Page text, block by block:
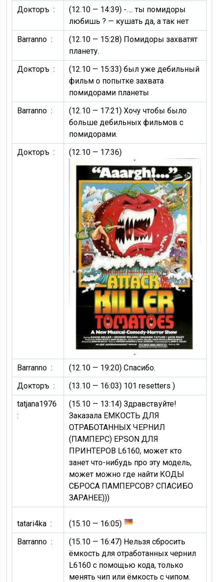
Докторъ :
(12.10 — 14:39) -…. ты помидоры
любишь ? — кушать да, а так нет
Barranno :
(12.10 — 15:28) Помидоры захватят
планету.
Докторъ :
(12.10 — 15:33) был уже дебильный
фильм о попытке захвата
помидорами планеты
Barranno :
(12.10 — 17:21) Хочу чтобы было
больше дебильных фильмов с
помидорами.
Докторъ :
(12.10 — 17:36)
Barranno : (12.10 — 19:20) Спасибо.
Докторъ :
(13.10 — 16:03) 101 resetters )
tatjana1976
:
(15.10 — 13:14) Здравствуйте!
Заказала ЕМКОСТЬ ДЛЯ
ОТРАБОТАННЫХ ЧЕРНИЛ
(ПАМПЕРС) EPSON ДЛЯ
ПРИНТЕРОВ L6160, может кто
занет что-нибудь про эту модель,
может можно где найти КОДЫ
СБРОСА ПАМПЕРСОВ? СПАСИБО
ЗАРАНЕЕ)))
tatari4ka :
(15.10 — 16:05)
Barranno :
(15.10 — 16:47) Нельзя сбросить
ёмкость для отработанных чернил
L6160 с помощью кода, только
менять чип или ёмкость с чипом.